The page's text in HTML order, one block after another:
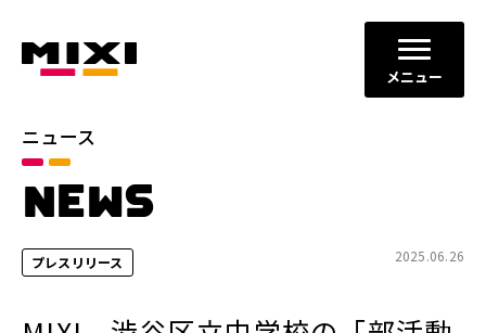
メニュー
ニュース
NEWS
プレスリリース 2025.06.26
カテゴリ
お知らせ